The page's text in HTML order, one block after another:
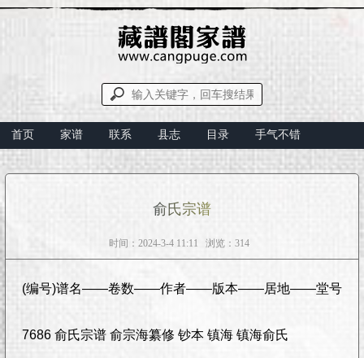
首页 家谱 联系 县志 目录 手气不错
俞氏宗谱
时间：2024-3-4 11:11 浏览：314
(编号)谱名——卷数——作者——版本——居地——堂号
7686 俞氏宗谱 俞宗海纂修 钞本 镇海 镇海俞氏